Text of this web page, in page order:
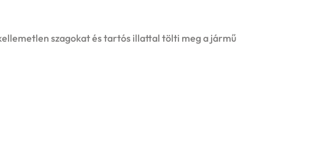
szagokat és tartós illattal tölti meg a jármű